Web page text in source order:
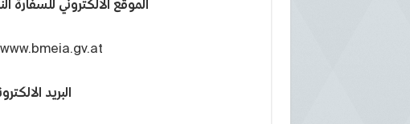
الموقع الالكتروني للسفارة
البريد